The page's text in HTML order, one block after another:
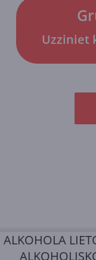
Uzziniet
ALKOHOLA